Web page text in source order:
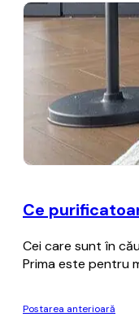
Ce
Cei care sunt în
Prima este pentru
Postarea anterioară